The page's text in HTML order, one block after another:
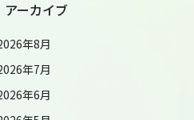
アーカイブ
年8月
年7月
年6月